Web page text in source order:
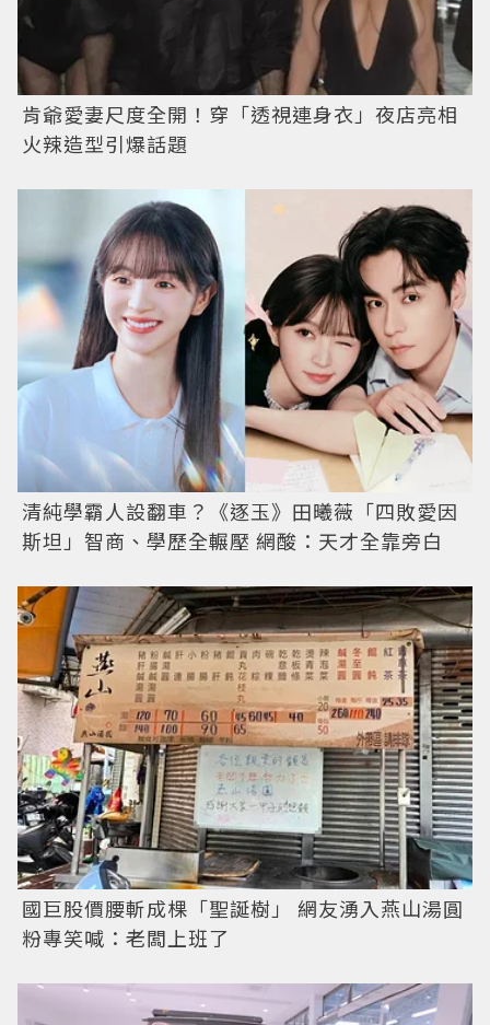
肯爺愛妻尺度全開！穿「透視連身衣」夜店亮相
火辣造型引爆話題
清純學霸人設翻車？《逐玉》田曦薇「四敗愛因
斯坦」智商、學歷全輾壓 網酸：天才全靠旁白
國巨股價腰斬成棵「聖誕樹」 網友湧入燕山湯圓
粉專笑喊：老闆上班了